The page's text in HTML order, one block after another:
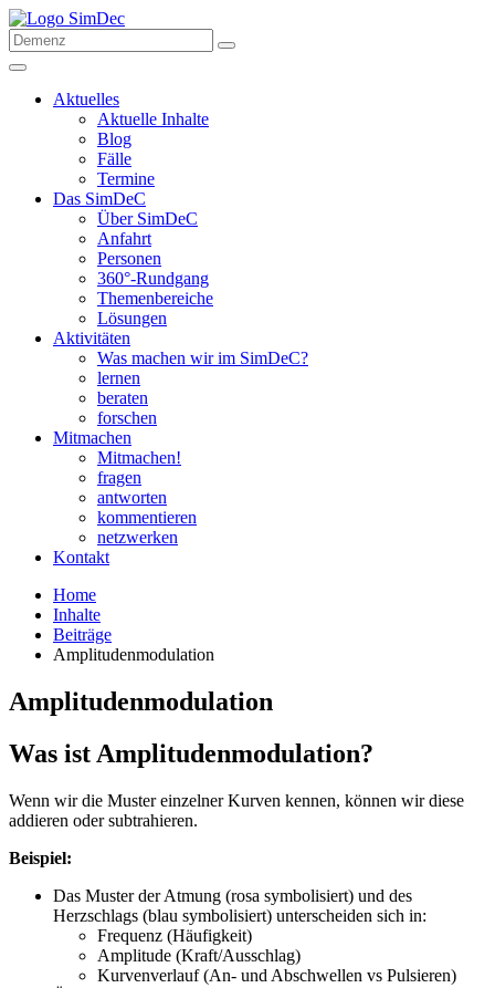
Aktuelles
Aktuelle Inhalte
Blog
Fälle
Termine
Das SimDeC
Über SimDeC
Anfahrt
Personen
360°-Rundgang
Themenbereiche
Lösungen
Aktivitäten
Was machen wir im SimDeC?
lernen
beraten
forschen
Mitmachen
Mitmachen!
fragen
antworten
kommentieren
netzwerken
Kontakt
Home
Inhalte
Beiträge
Amplitudenmodulation
Amplitudenmodulation
Was ist Amplitudenmodulation?
​Wenn wir die Muster einzelner Kurven kennen, können wir diese
addieren oder subtrahieren.
Beispiel:
Das Muster der Atmung (rosa symbolisiert) und des
Herzschlags (blau symbolisiert) unterscheiden sich in:
Frequenz (Häufigkeit)
Amplitude (Kraft/Ausschlag)
Kurvenverlauf (An- und Abschwellen vs Pulsieren)